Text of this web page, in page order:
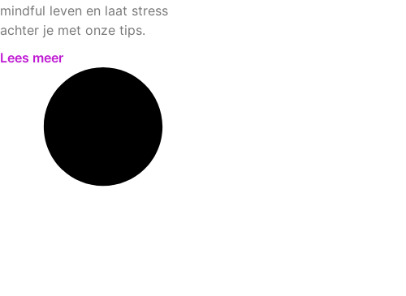
mindful leven en laat stress
achter je met onze tips.
Lees meer